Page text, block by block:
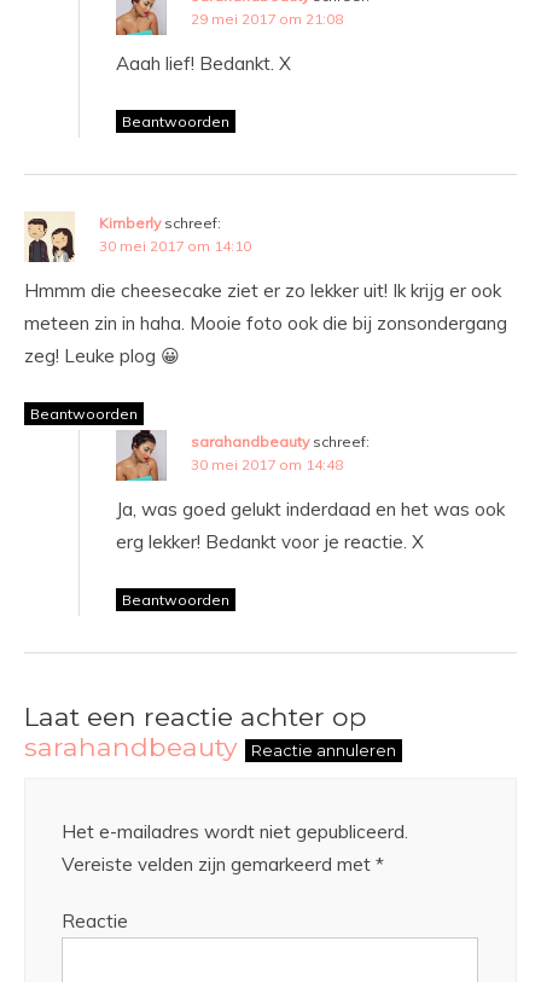
29 mei 2017 om 21:08
Aaah lief! Bedankt. X
Beantwoorden
Kimberly schreef:
30 mei 2017 om 14:10
Hmmm die cheesecake ziet er zo lekker uit! Ik krijg er ook
meteen zin in haha. Mooie foto ook die bij zonsondergang
zeg! Leuke plog 😀
Beantwoorden
sarahandbeauty schreef:
30 mei 2017 om 14:48
Ja, was goed gelukt inderdaad en het was ook
erg lekker! Bedankt voor je reactie. X
Beantwoorden
Laat een reactie achter op
sarahandbeauty
Reactie annuleren
Het e-mailadres wordt niet gepubliceerd.
Vereiste velden zijn gemarkeerd met *
Reactie